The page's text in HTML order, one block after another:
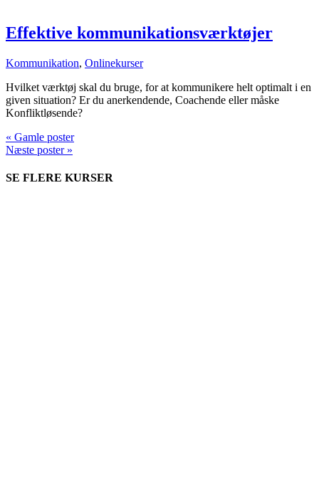
Effektive kommunikationsværktøjer
Kommunikation, Onlinekurser
Hvilket værktøj skal du bruge, for at kommunikere helt optimalt i en
given situation? Er du anerkendende, Coachende eller måske
Konfliktløsende?
« Gamle poster
Næste poster »
SE FLERE KURSER